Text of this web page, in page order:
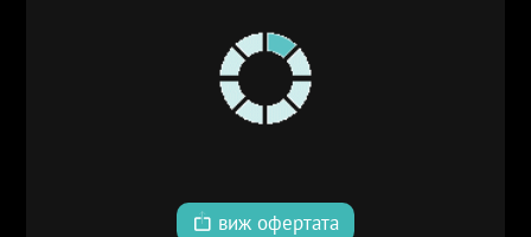
виж офертата